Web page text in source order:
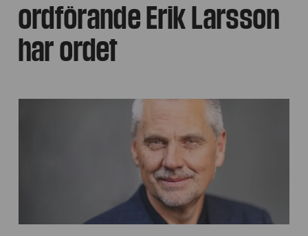
ordförande Erik Larsson
har ordet